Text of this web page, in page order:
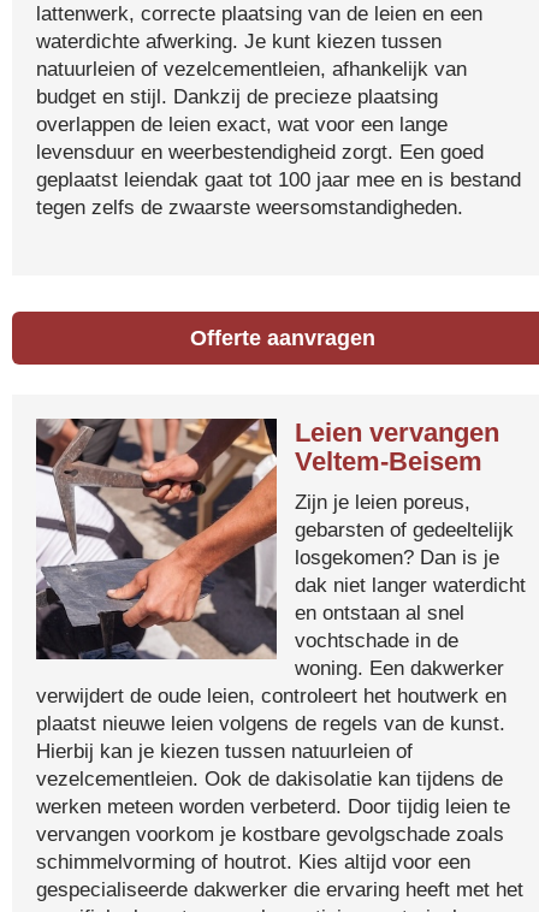
lattenwerk, correcte plaatsing van de leien en een
waterdichte afwerking. Je kunt kiezen tussen
natuurleien of vezelcementleien, afhankelijk van
budget en stijl. Dankzij de precieze plaatsing
overlappen de leien exact, wat voor een lange
levensduur en weerbestendigheid zorgt. Een goed
geplaatst leiendak gaat tot 100 jaar mee en is bestand
tegen zelfs de zwaarste weersomstandigheden.
Offerte aanvragen
Leien vervangen
Veltem-Beisem
Zijn je leien poreus,
gebarsten of gedeeltelijk
losgekomen? Dan is je
dak niet langer waterdicht
en ontstaan al snel
vochtschade in de
woning. Een dakwerker
verwijdert de oude leien, controleert het houtwerk en
plaatst nieuwe leien volgens de regels van de kunst.
Hierbij kan je kiezen tussen natuurleien of
vezelcementleien. Ook de dakisolatie kan tijdens de
werken meteen worden verbeterd. Door tijdig leien te
vervangen voorkom je kostbare gevolgschade zoals
schimmelvorming of houtrot. Kies altijd voor een
gespecialiseerde dakwerker die ervaring heeft met het